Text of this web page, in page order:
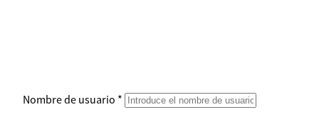
Nombre de usuario *